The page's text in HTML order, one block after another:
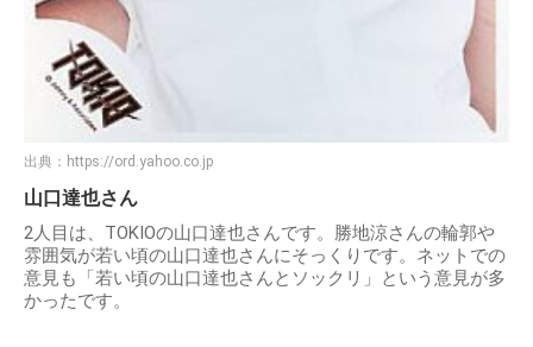
出典： https://ord.yahoo.co.jp
山口達也さん
2人目は、TOKIOの山口達也さんです。勝地涼さんの輪郭や
雰囲気が若い頃の山口達也さんにそっくりです。ネットでの
意見も「若い頃の山口達也さんとソックリ」という意見が多
かったです。